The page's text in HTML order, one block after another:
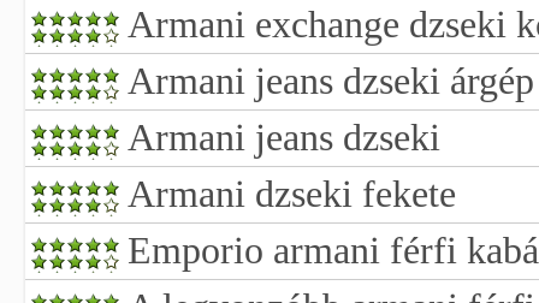
Armani exchange dzseki
Armani jeans dzseki árgép
Armani jeans dzseki
Armani dzseki fekete
Emporio armani férfi